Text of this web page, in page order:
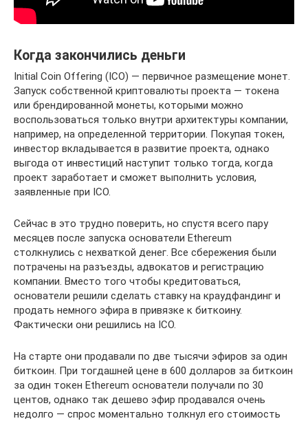
Когда закончились деньги
Initial Coin Offering (ICO) — первичное размещение монет.
Запуск собственной криптовалюты проекта — токена
или брендированной монеты, которыми можно
воспользоваться только внутри архитектуры компании,
например, на определенной территории. Покупая токен,
инвестор вкладывается в развитие проекта, однако
выгода от инвестиций наступит только тогда, когда
проект заработает и сможет выполнить условия,
заявленные при ICO.
Сейчас в это трудно поверить, но спустя всего пару
месяцев после запуска основатели Ethereum
столкнулись с нехваткой денег. Все сбережения были
потрачены на разъезды, адвокатов и регистрацию
компании. Вместо того чтобы кредитоваться,
основатели решили сделать ставку на краудфандинг и
продать немного эфира в привязке к биткоину.
Фактически они решились на ICO.
На старте они продавали по две тысячи эфиров за один
биткоин. При тогдашней цене в 600 долларов за биткоин
за один токен Ethereum основатели получали по 30
центов, однако так дешево эфир продавался очень
недолго — спрос моментально толкнул его стоимость